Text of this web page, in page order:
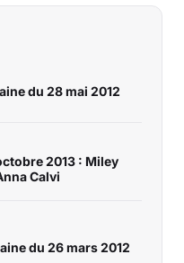
du 28 mai 2012
2013 : Miley
Calvi
du 26 mars 2012